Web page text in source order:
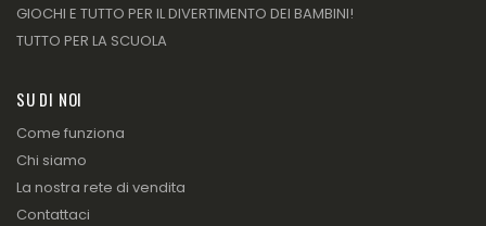
GIOCHI E TUTTO PER IL DIVERTIMENTO DEI BAMBINI!
TUTTO PER LA SCUOLA
SU DI NOI
Come funziona
Chi siamo
La nostra rete di vendita
Contattaci